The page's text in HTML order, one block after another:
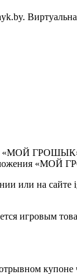
«МОЙ
«МОЙ
или на
купоне